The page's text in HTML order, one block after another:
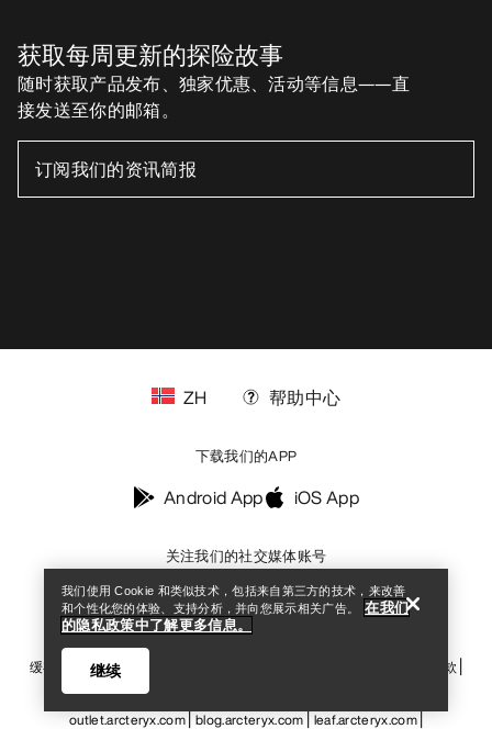
获取每周更新的探险故事
随时获取产品发布、独家优惠、活动等信息——直
接发送至你的邮箱。
关注我们的社交媒体账号
ZH 帮助中心
下载我们的APP
Android App iOS App
缓存偏好设置中心
使用条款
无障碍通道
outlet.arcteryx.com blog.arcteryx.com leaf.arcteryx.com
我们使用 Cookie 和类似技术，包括来自第三方的技术，来改善
和个性化您的体验、支持分析，并向您展示相关广告。
在我们
的隐私政策中了解更多信息。
继续